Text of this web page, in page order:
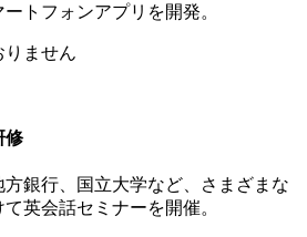
トフォンアプリを開発。
ません
修
銀行、国立大学など、さまざまな
英会話セミナーを開催。